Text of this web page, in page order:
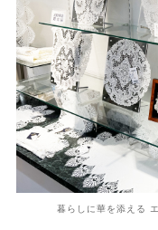
暮らしに華を添える